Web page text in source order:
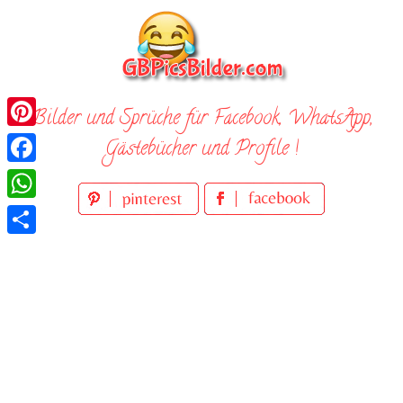
Bilder und Sprüche für Facebook, WhatsApp,
Gästebücher und Profile !
Pinterest
Facebook
WhatsApp